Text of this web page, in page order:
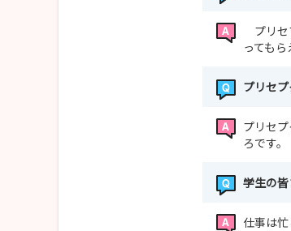
✔ 病院の雰囲気を知りたい
✔ 教育体制について聞いてみたい
＜27卒採用試験受付中＞
プリセ
ってもら
プリセ
プリセ
ろです。
学生の皆
仕事は